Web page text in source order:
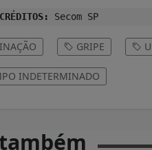
Secom SP
GRIPE
INDETERMINADO